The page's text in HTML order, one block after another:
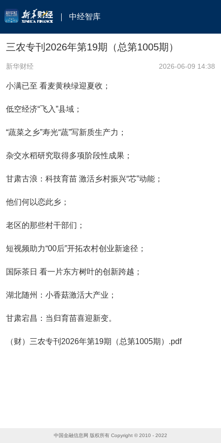
中经智库
三农专刊2026年第19期（总第1005期）
新华财经 2026-06-09 14:38
小满已至 看麦黄秧绿迎夏收；
低空经济“飞入”县域；
“蔬菜之乡”寿光“蔬”写新质生产力；
杂交水稻研究取得多项阶段性成果；
甘肃古浪：科技育苗 激活乡村振兴“芯”动能；
他们何以恋此乡；
老区的那些村干部们；
短视频助力“00后”开拓农村创业新途径；
国际茶日 看一片东方树叶的创新跨越；
湖北随州：小香菇激活大产业；
甘肃宕昌：当归育苗喜迎新变。
（财）三农专刊2026年第19期（总第1005期）.pdf
中国金融信息网 版权所有 Copyright © 2010 - 2022